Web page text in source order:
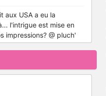
aux USA a eu la
l'intrigue est mise en
impressions? @ pluch'